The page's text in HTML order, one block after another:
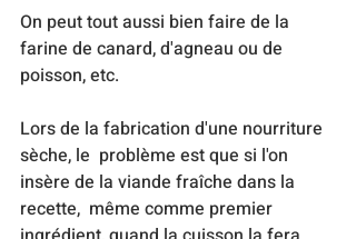
On peut tout aussi bien faire de la
farine de canard, d'agneau ou de
poisson, etc.
Lors de la fabrication d'une nourriture
sèche, le  problème est que si l'on
insère de la viande fraîche dans la
recette,  même comme premier